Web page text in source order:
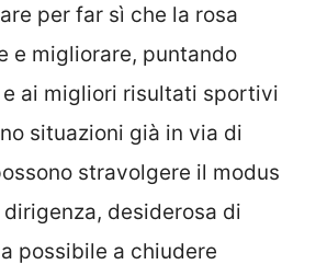
per far sì che la rosa
e migliorare, puntando
ai migliori risultati sportivi
situazioni già in via di
stravolgere il modus
desiderosa di
possibile a chiudere